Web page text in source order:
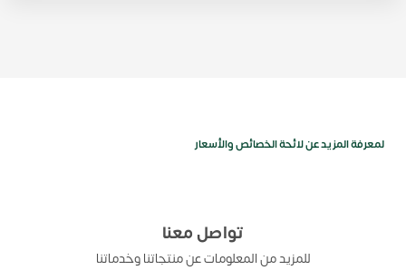
لمعرفة المزيد عن لائحة الخصائص والأسعار
تواصل معنا
للمزيد من المعلومات عن منتجاتنا وخدماتنا